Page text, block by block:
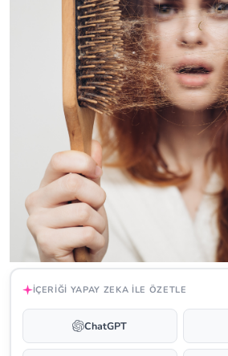
İÇERIĞI YAPAY ZEKA ILE ÖZETLE
ChatGPT